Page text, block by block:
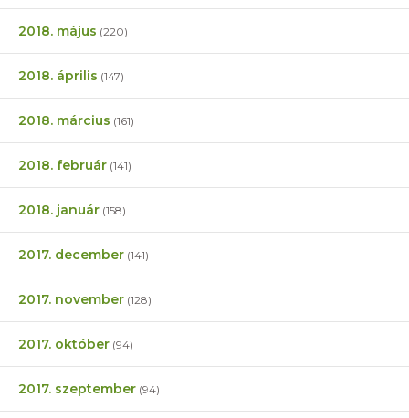
2018. május (220)
2018. április (147)
2018. március (161)
2018. február (141)
2018. január (158)
2017. december (141)
2017. november (128)
2017. október (94)
2017. szeptember (94)